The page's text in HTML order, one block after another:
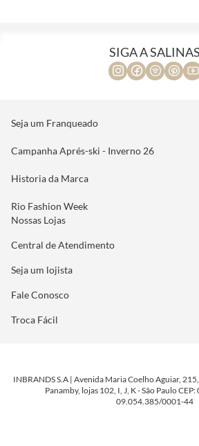
SIGA A SALINAS
Seja um Franqueado
Campanha Aprés-ski - Inverno 26
Historia da Marca
Rio Fashion Week
Nossas Lojas
Central de Atendimento
Seja um lojista
Fale Conosco
Troca Fácil
INBRANDS S.A | Avenida Maria Coelho Aguiar,
Panamby, lojas 102, I, J, K - São Paulo
09.054.385/0001-44